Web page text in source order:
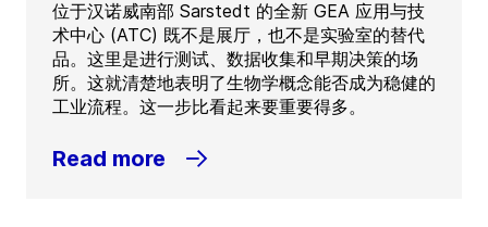
位于汉诺威南部 Sarstedt 的全新 GEA 应用与技
术中心 (ATC) 既不是展厅，也不是实验室的替代
品。这里是进行测试、数据收集和早期决策的场
所。这就清楚地表明了生物学概念能否成为稳健的
工业流程。这一步比看起来要重要得多。
Read more